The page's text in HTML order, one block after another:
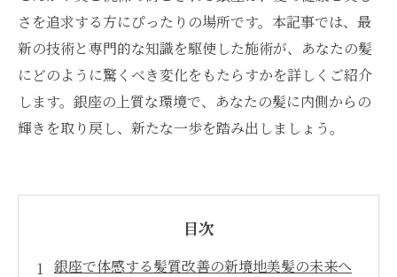
さを追求する方にぴったりの場所です。本記事では、最
新の技術と専門的な知識を駆使した施術が、あなたの髪
にどのように驚くべき変化をもたらすかを詳しくご紹介
します。銀座の上質な環境で、あなたの髪に内側からの
輝きを取り戻し、新たな一歩を踏み出しましょう。
目次
銀座で体感する髪質改善の新境地美髪の未来へ